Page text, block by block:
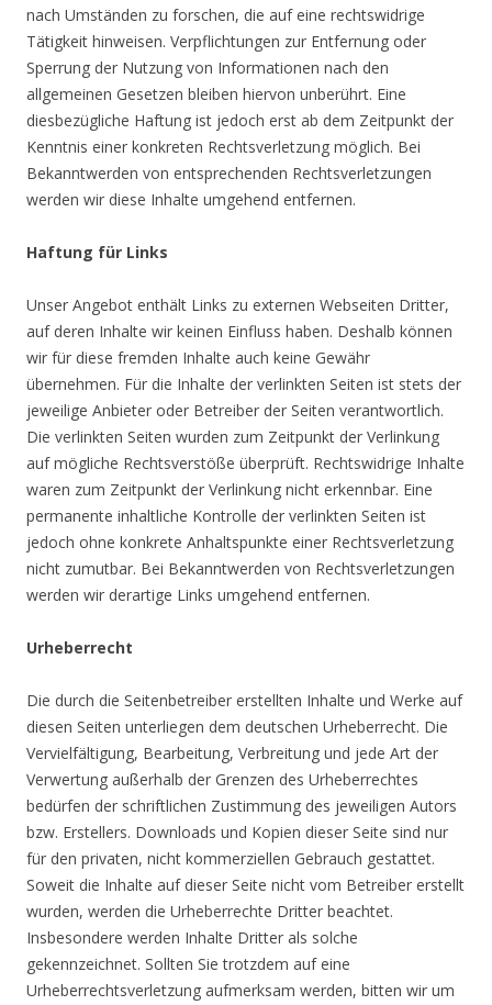
nach Umständen zu forschen, die auf eine rechtswidrige
Tätigkeit hinweisen. Verpflichtungen zur Entfernung oder
Sperrung der Nutzung von Informationen nach den
allgemeinen Gesetzen bleiben hiervon unberührt. Eine
diesbezügliche Haftung ist jedoch erst ab dem Zeitpunkt der
Kenntnis einer konkreten Rechtsverletzung möglich. Bei
Bekanntwerden von entsprechenden Rechtsverletzungen
werden wir diese Inhalte umgehend entfernen.
Haftung für Links
Unser Angebot enthält Links zu externen Webseiten Dritter,
auf deren Inhalte wir keinen Einfluss haben. Deshalb können
wir für diese fremden Inhalte auch keine Gewähr
übernehmen. Für die Inhalte der verlinkten Seiten ist stets der
jeweilige Anbieter oder Betreiber der Seiten verantwortlich.
Die verlinkten Seiten wurden zum Zeitpunkt der Verlinkung
auf mögliche Rechtsverstöße überprüft. Rechtswidrige Inhalte
waren zum Zeitpunkt der Verlinkung nicht erkennbar. Eine
permanente inhaltliche Kontrolle der verlinkten Seiten ist
jedoch ohne konkrete Anhaltspunkte einer Rechtsverletzung
nicht zumutbar. Bei Bekanntwerden von Rechtsverletzungen
werden wir derartige Links umgehend entfernen.
Urheberrecht
Die durch die Seitenbetreiber erstellten Inhalte und Werke auf
diesen Seiten unterliegen dem deutschen Urheberrecht. Die
Vervielfältigung, Bearbeitung, Verbreitung und jede Art der
Verwertung außerhalb der Grenzen des Urheberrechtes
bedürfen der schriftlichen Zustimmung des jeweiligen Autors
bzw. Erstellers. Downloads und Kopien dieser Seite sind nur
für den privaten, nicht kommerziellen Gebrauch gestattet.
Soweit die Inhalte auf dieser Seite nicht vom Betreiber erstellt
wurden, werden die Urheberrechte Dritter beachtet.
Insbesondere werden Inhalte Dritter als solche
gekennzeichnet. Sollten Sie trotzdem auf eine
Urheberrechtsverletzung aufmerksam werden, bitten wir um